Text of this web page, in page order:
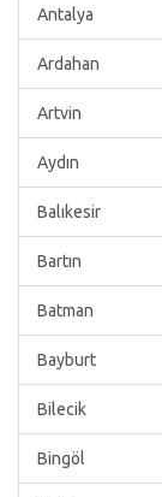
Antalya
Ardahan
Artvin
Aydın
Balıkesir
Bartın
Batman
Bayburt
Bilecik
Bingöl